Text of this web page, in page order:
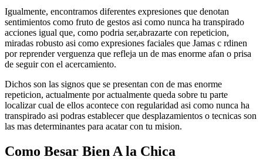
Igualmente, encontramos diferentes expresiones que denotan
sentimientos como fruto de gestos asi­ como nunca ha transpirado
acciones igual que, como podri­a ser,abrazarte con repeticion,
miradas robusto asi como expresiones faciales que Jamas c rdinen
por reprender verguenza que refleja un de mas enorme afan o prisa
de seguir con el acercamiento.
Dichos son las signos que se presentan con de mas enorme
repeticion, actualmente por actualmente queda sobre tu parte
localizar cual de ellos acontece con regularidad asi­ como nunca ha
transpirado asi podras establecer que desplazamientos o tecnicas son
las mas determinantes para acatar con tu mision.
Como Besar Bien A la Chica